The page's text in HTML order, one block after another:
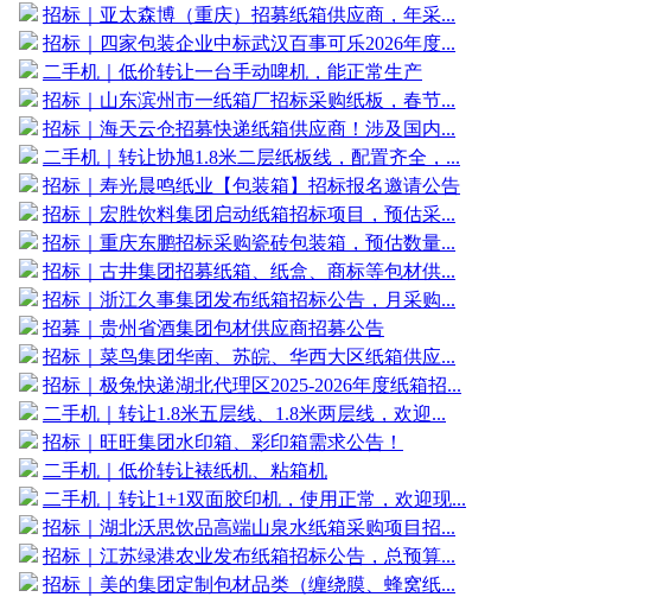
招标｜亚太森博（重庆）招募纸箱供应商，年采...
招标｜四家包装企业中标武汉百事可乐2026年度...
二手机｜低价转让一台手动啤机，能正常生产
招标｜山东滨州市一纸箱厂招标采购纸板，春节...
招标｜海天云仓招募快递纸箱供应商！涉及国内...
二手机｜转让协旭1.8米二层纸板线，配置齐全，...
招标｜寿光晨鸣纸业【包装箱】招标报名邀请公告
招标｜宏胜饮料集团启动纸箱招标项目，预估采...
招标｜重庆东鹏招标采购瓷砖包装箱，预估数量...
招标｜古井集团招募纸箱、纸盒、商标等包材供...
招标｜浙江久事集团发布纸箱招标公告，月采购...
招募｜贵州省酒集团包材供应商招募公告
招标｜菜鸟集团华南、苏皖、华西大区纸箱供应...
招标｜极兔快递湖北代理区2025-2026年度纸箱招...
二手机｜转让1.8米五层线、1.8米两层线，欢迎...
招标｜旺旺集团水印箱、彩印箱需求公告！
二手机｜低价转让裱纸机、粘箱机
二手机｜转让1+1双面胶印机，使用正常，欢迎现...
招标｜湖北沃思饮品高端山泉水纸箱采购项目招...
招标｜江苏绿港农业发布纸箱招标公告，总预算...
招标｜美的集团定制包材品类（缠绕膜、蜂窝纸...